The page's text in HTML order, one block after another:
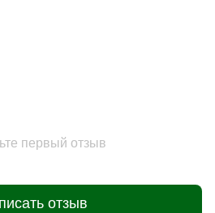
первый отзыв
отзыв